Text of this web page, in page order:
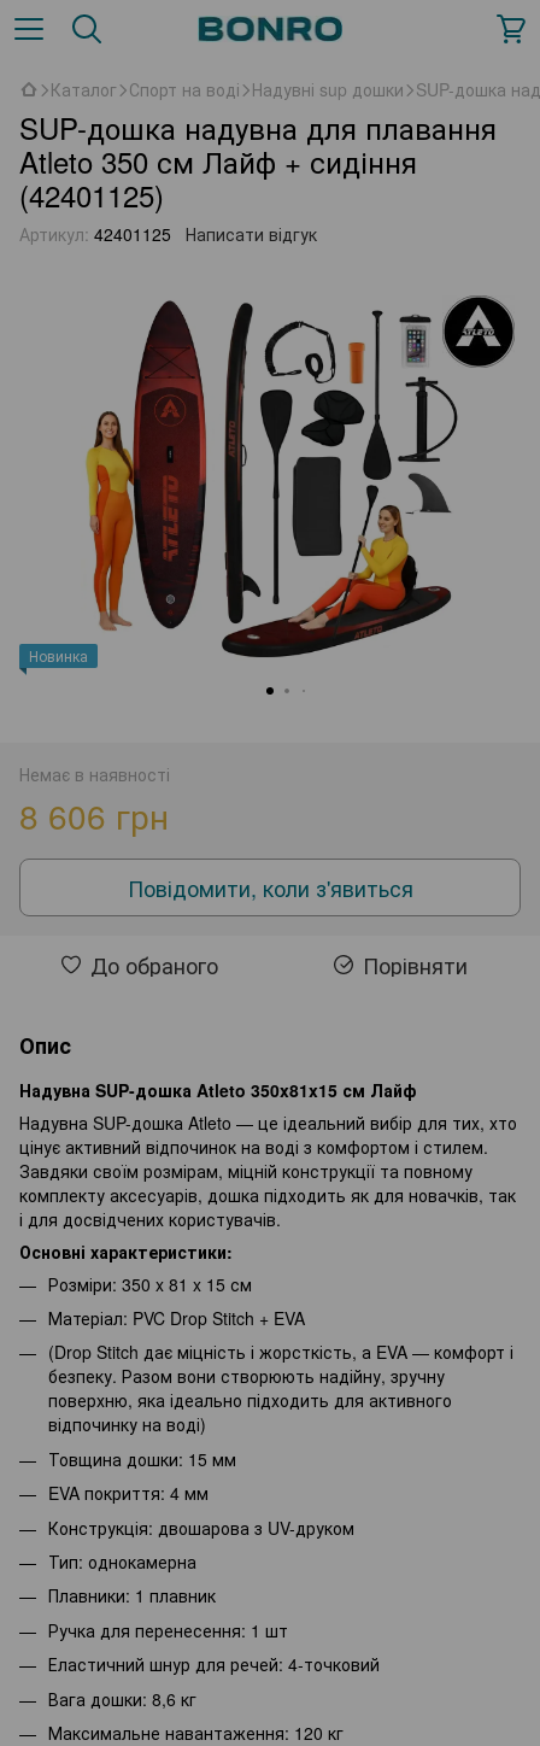
Каталог Спорт на воді Надувні sup дошки SUP-дошка
SUP-дошка надувна для плавання
Atleto 350 см Лайф + сидіння
(42401125)
Артикул: 42401125 Написати відгук
Новинка
Немає в наявності
8 606 грн
Повідомити, коли з'явиться
До обраного Порівняти
Опис
Надувна SUP-дошка Atleto 350x81x15 см Лайф
Надувна SUP-дошка Atleto — це ідеальний вибір для тих, хто
цінує активний відпочинок на воді з комфортом і стилем.
Завдяки своїм розмірам, міцній конструкції та повному
комплекту аксесуарів, дошка підходить як для новачків, так
і для досвідчених користувачів.
Основні характеристики:
Розміри: 350 x 81 x 15 см
Матеріал: PVC Drop Stitch + EVA
(Drop Stitch дає міцність і жорсткість, а EVA — комфорт і
безпеку. Разом вони створюють надійну, зручну
поверхню, яка ідеально підходить для активного
відпочинку на воді)
Товщина дошки: 15 мм
EVA покриття: 4 мм
Конструкція: двошарова з UV-друком
Тип: однокамерна
Плавники: 1 плавник
Ручка для перенесення: 1 шт
Еластичний шнур для речей: 4-точковий
Вага дошки: 8,6 кг
Максимальне навантаження: 120 кг